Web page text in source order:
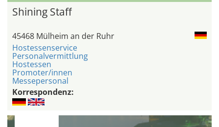
Shining Staff
45468 Mülheim an der Ruhr
Hostessenservice
Personalvermittlung
Hostessen
Promoter/innen
Messepersonal
Korrespondenz: